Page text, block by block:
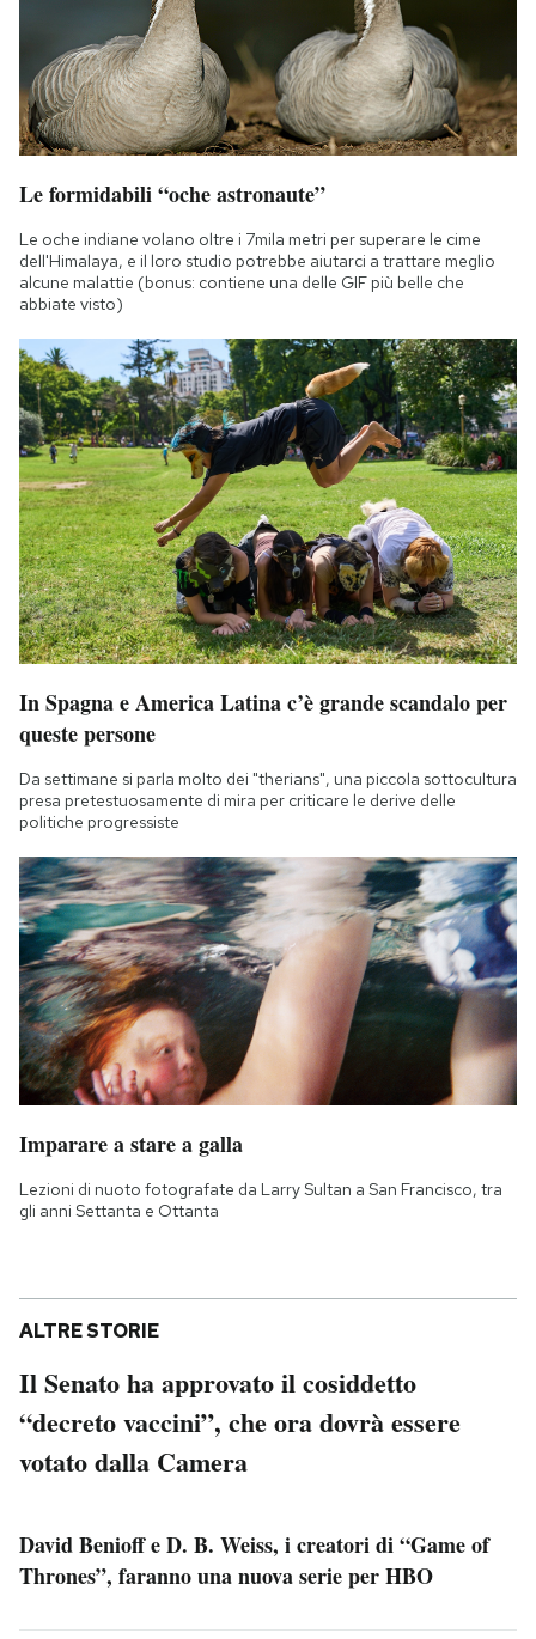
CALENDARIO
AREA PERSONALE
Newsletter
Notifiche mobile
Regala il Post
Hai bisogno di aiuto?
Le formidabili “oche astronaute”
Le oche indiane volano oltre i 7mila metri per superare le cime
dell'Himalaya, e il loro studio potrebbe aiutarci a trattare meglio
alcune malattie (bonus: contiene una delle GIF più belle che
abbiate visto)
In Spagna e America Latina c’è grande scandalo per
queste persone
Da settimane si parla molto dei "therians", una piccola sottocultura
presa pretestuosamente di mira per criticare le derive delle
politiche progressiste
Imparare a stare a galla
Lezioni di nuoto fotografate da Larry Sultan a San Francisco, tra
gli anni Settanta e Ottanta
ALTRE STORIE
Il Senato ha approvato il cosiddetto
“decreto vaccini”, che ora dovrà essere
votato dalla Camera
David Benioff e D. B. Weiss, i creatori di “Game of
Thrones”, faranno una nuova serie per HBO